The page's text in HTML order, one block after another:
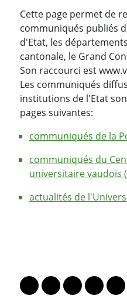
Cette page permet de
communiqués publiés
d'Etat, les
cantonale, le Grand
Son raccourci est
Les communiqués
institutions de l'Etat
pages suivantes:
communiqués de la
communiqués du
universitaire vaudois
actualités de
Lien vers le profil
Lien vers le profil
Lien vers le
Lien